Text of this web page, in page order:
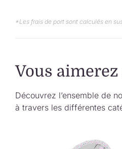
*Les frais de port sont calculés en
Vous
Découvrez l’ensemble de
à travers les différentes